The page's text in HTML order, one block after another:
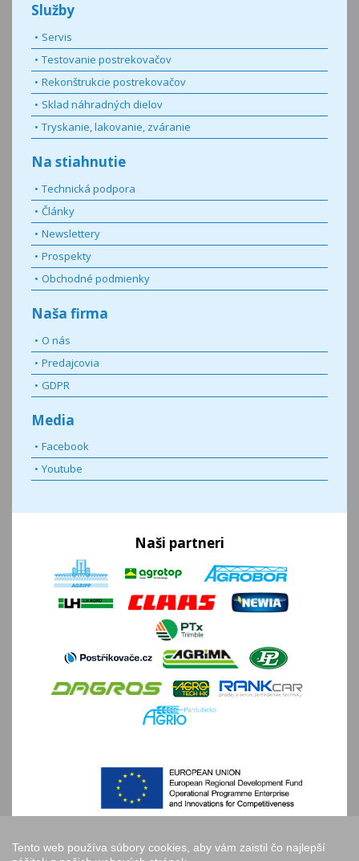
Služby
Servis
Testovanie postrekovačov
Rekonštrukcie postrekovačov
Sklad náhradných dielov
Tryskanie, lakovanie, zváranie
Na stiahnutie
Technická podpora
Články
Newslettery
Prospekty
Obchodné podmienky
Naša firma
O nás
Predajcovia
GDPR
Media
Facebook
Youtube
Naši partneri
Tento web používa súbory cookies, aby vám zaistil čo najlepší